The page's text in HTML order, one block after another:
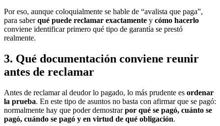
Por eso, aunque coloquialmente se hable de “avalista que paga”,
para saberqué puede reclamar exactamente y cómo hacerlo
conviene identificar primero qué tipo de garantía se prestó
realmente.
3. Qué documentación conviene reunir
antes de reclamar
Antes de reclamar al deudor lo pagado, lo más prudente es ordenar
la prueba. En este tipo de asuntos no basta con afirmar que se pagó:
normalmente hay que poder demostrarpor qué se pagó, cuánto se
pagó, cuándo se pagó y en virtud de qué obligación.